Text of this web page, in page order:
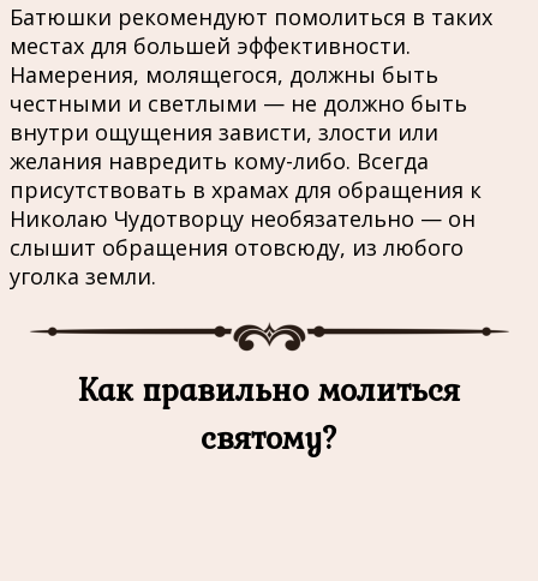
Батюшки рекомендуют помолиться в таких
местах для большей эффективности.
Намерения, молящегося, должны быть
честными и светлыми — не должно быть
внутри ощущения зависти, злости или
желания навредить кому-либо. Всегда
присутствовать в храмах для обращения к
Николаю Чудотворцу необязательно — он
слышит обращения отовсюду, из любого
уголка земли.
Как правильно молиться
святому?